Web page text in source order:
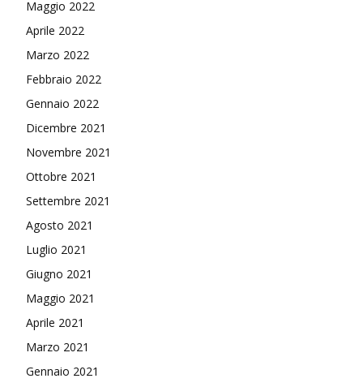
Maggio 2022
Aprile 2022
Marzo 2022
Febbraio 2022
Gennaio 2022
Dicembre 2021
Novembre 2021
Ottobre 2021
Settembre 2021
Agosto 2021
Luglio 2021
Giugno 2021
Maggio 2021
Aprile 2021
Marzo 2021
Gennaio 2021